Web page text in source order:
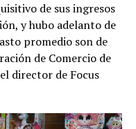
de sus ingresos
y hubo adelanto de
promedio son de
de Comercio de
director de Focus